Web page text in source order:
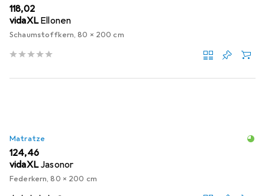
EUR
118,02
vidaXL Ellonen
Schaumstoffkern, 80 x 200 cm
Matratze
EUR
124,46
vidaXL Jasonor
Federkern, 80 x 200 cm